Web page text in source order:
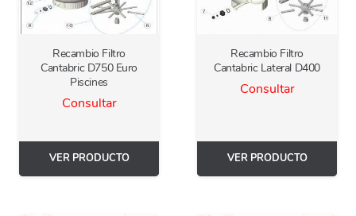
Recambio Filtro
Cantabric D750 Euro
Piscines
Consultar
VER PRODUCTO
Recambio Filtro
Cantabric Lateral D400
Consultar
VER PRODUCTO